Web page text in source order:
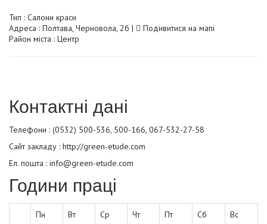
Тип : Салони краси
Адреса : Полтава, Черновола, 2б |
Подивитися на мапі
Район міста : Центр
Контактні дані
Телефони : (0532) 500-536, 500-166, 067-532-27-58
Сайт закладу : http://green-etude.com
Ел. пошта : info@green-etude.com
Години праці
Пн Вт Ср Чт Пт Сб Вс